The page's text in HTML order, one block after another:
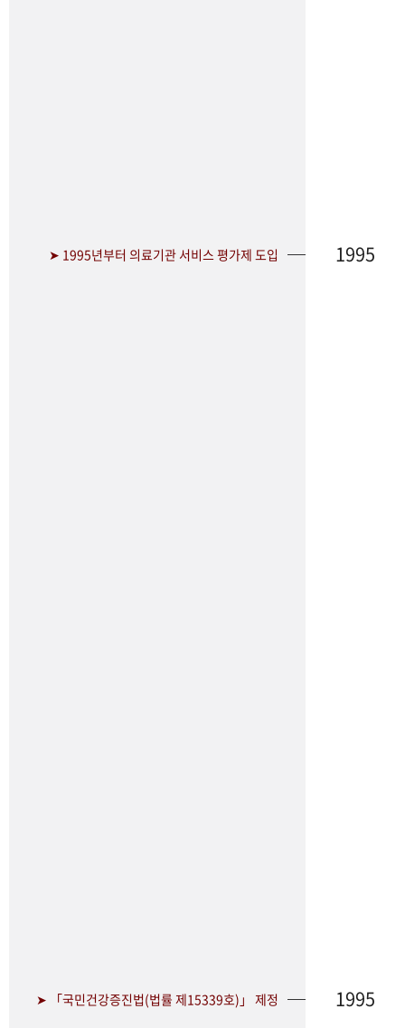
➤ 1995년부터 의료기관 서비스 평가제 도입 1995
➤ 「국민건강증진법(법률 제15339호)」 제정 1995